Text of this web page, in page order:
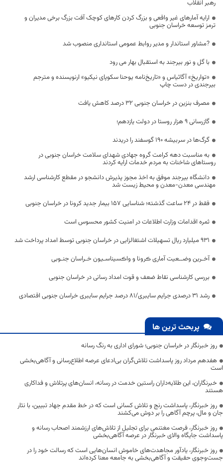
رهبر انقلاب
ارایه آمارهای غیر واقعی و بزرگ کردن کارهای کوچک آفت بزرگ برخی مدیران و
ترمز توسعه خراسان جنوبی
?مشاور استاندار و مدیر روابط عمومی استانداری منصوب شد
با گل و نور بیرجند به استقبال بهار می رود
«تواریخ» آگاثیاس و «تاریخ‌نامه یوحنا سکوپای نیکیو» ارنویسنده و مترجم
بیرجندی در دست چاپ
مصرف بنزین در خراسان جنوبی ۳۲ درصد کاهش یافت
گازرسانی 9 هزار روستا در دولت یازدهم؛
گرگ‌ها در سربیشه ۱۹۰ گوسفند را دریدند
به مناسبت دهه کرامت گروه جهادی شهدای سلامت خراسان جنوبی در
روستاهای شاخنات به مردم خدمات ارایه کردند
دانشگاه بیرجند موفق به اخذ مجوز پذیرش دانشجو در مقطع کارشناسی ارشد
مهندسی معدن-معدن و محیط زیست شد
فقط در 24 ساعت گذشته؛ شناسایی 157 بیمار جدید کرونا در خراسان جنوبی
ثمره اقدامات وزارت اطلاعات در امنیت کشور محسوس است
۹۳۱ میلیارد ریال تسهیلات اشتغالزایی در خراسان جنوبی توسط امداد پرداخت شد
آخـرین وضــعیت آماری ڪرونا و واڪسیناسـیون خـراسان جنـوبی
بررسی کارشناسی نقاط ضعف و قوت امداد رسانی در خراسان جنوبی
رشد ۳۱ درصدی جرایم سایبری/۸۱ درصد جرایم سایبری خراسان جنوبی اقتصادی
پربحث ترین ها
روز خبرنگار در خراسان جنوبی؛ شورای اداری به رنگ رسانه
هفدهم مرداد روز پاسداشت تلاش‌گران بی‌ادعای عرصه اطلاع‌رسانی و آگاهی‌بخشی
است
خبرنگاران، این طلایه‌داران راستین خدمت در رسانه، انسان‌های پرتلاش و فداکاری
هستند
روز خبرنگار، پاسداشت رنج و تلاش کسانی است که در خط مقدم جهاد تبیین، با نثار
جان و مال، پرچم آگاهی را بر دوش می‌کشند
روز خبرنگار، فرصت مغتنمی برای تجلیل از تلاش‌های ارزشمند اصحاب رسانه و
پاسداشت جایگاه والای خبرنگار در عرصه آگاهی‌بخشی
روز خبرنگار، یادآور مجاهدت‌های خاموش انسان‌هایی است که رسالت خود را در
جست‌وجوی حقیقت و آگاهی‌بخشی به جامعه معنا کرده‌اند